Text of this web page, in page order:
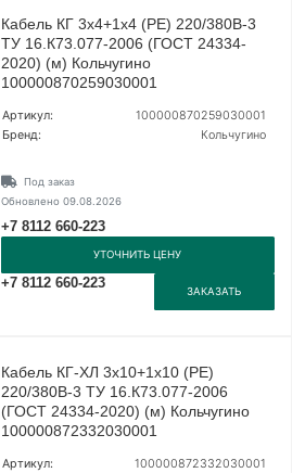
Кабель КГ 3х4+1х4 (PE) 220/380В-3
ТУ 16.К73.077-2006 (ГОСТ 24334-
2020) (м) Кольчугино
100000870259030001
Артикул:
100000870259030001
Бренд:
Кольчугино
Под заказ
Обновлено 09.08.2026
+7 8112 660-223
УТОЧНИТЬ ЦЕНУ
+7 8112 660-223
ЗАКАЗАТЬ
Кабель КГ-ХЛ 3х10+1х10 (PE)
220/380В-3 ТУ 16.К73.077-2006
(ГОСТ 24334-2020) (м) Кольчугино
100000872332030001
Артикул:
100000872332030001